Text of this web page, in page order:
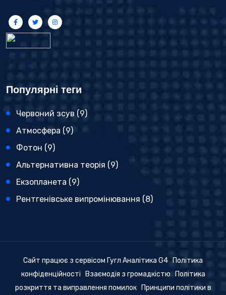
Популярні теги
Червоний зсув (9)
Атмосфера (9)
Фотон (9)
Альтернативна теорія (9)
Екзопланета (9)
Рентгенівське випромінювання (8)
Сайт працює з сервісом Гугл Аналітика G4
Політика
конфіденційності
Взаємодія з громадкістю
Політика
розкриття та виправлення помилок
Принципи політики в